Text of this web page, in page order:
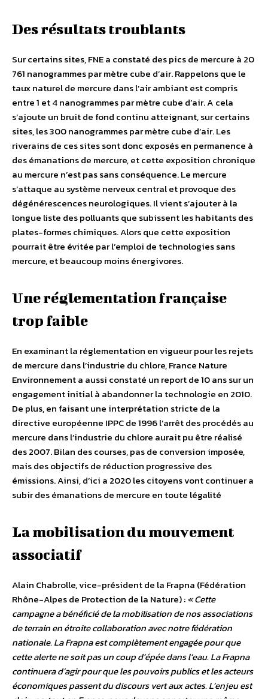
Des résultats troublants
Sur certains sites, FNE a constaté des pics de mercure à 20
761 nanogrammes par mètre cube d’air. Rappelons que le
taux naturel de mercure dans l’air ambiant est compris
entre 1 et 4 nanogrammes par mètre cube d’air. A cela
s’ajoute un bruit de fond continu atteignant, sur certains
sites, les 300 nanogrammes par mètre cube d’air. Les
riverains de ces sites sont donc exposés en permanence à
des émanations de mercure, et cette exposition chronique
au mercure n’est pas sans conséquence. Le mercure
s’attaque au système nerveux central et provoque des
dégénérescences neurologiques. Il vient s’ajouter à la
longue liste des polluants que subissent les habitants des
plates-formes chimiques. Alors que cette exposition
pourrait être évitée par l’emploi de technologies sans
mercure, et beaucoup moins énergivores.
Une réglementation française
trop faible
En examinant la réglementation en vigueur pour les rejets
de mercure dans l’industrie du chlore, France Nature
Environnement a aussi constaté un report de 10 ans sur un
engagement initial à abandonner la technologie en 2010.
De plus, en faisant une interprétation stricte de la
directive européenne IPPC de 1996 l’arrêt des procédés au
mercure dans l’industrie du chlore aurait pu être réalisé
des 2007. Bilan des courses, pas de conversion imposée,
mais des objectifs de réduction progressive des
émissions. Ainsi, d’ici a 2020 les citoyens vont continuer a
subir des émanations de mercure en toute légalité
La mobilisation du mouvement
associatif
Alain Chabrolle, vice-président de la Frapna (Fédération
Rhône-Alpes de Protection de la Nature) :« Cette
campagne a bénéficié de la mobilisation de nos associations
de terrain en étroite collaboration avec notre fédération
nationale. La Frapna est complètement engagée pour que
cette alerte ne soit pas un coup d’épée dans l’eau. La Frapna
continuera d’agir pour que les pouvoirs publics et les acteurs
économiques passent du discours vert aux actes. L’enjeu est